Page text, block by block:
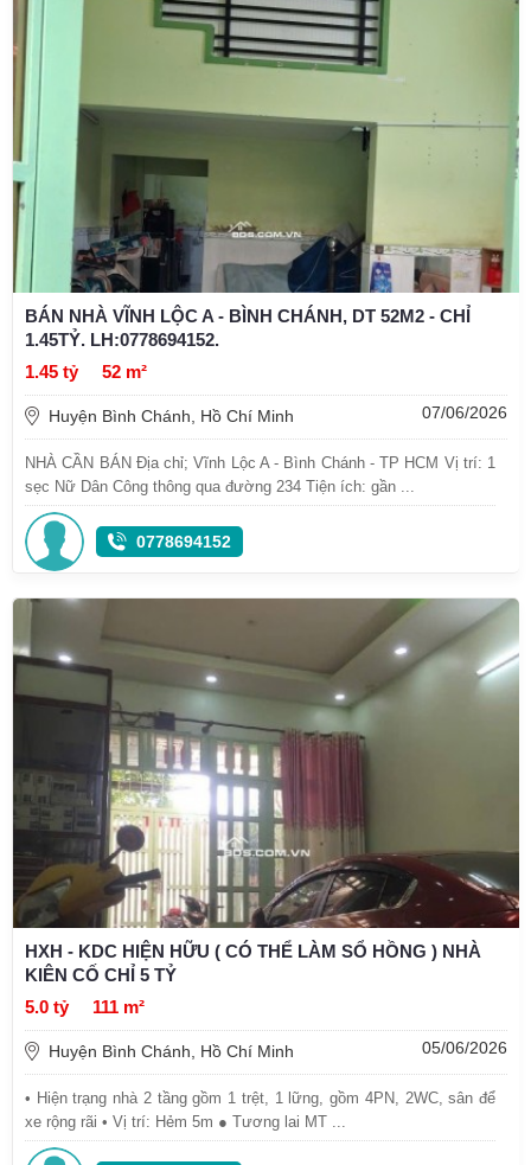
BÁN NHÀ VĨNH LỘC A - BÌNH CHÁNH, DT 52M2 - CHỈ
1.45TỶ. LH:0778694152.
1.45 tỷ
52 m²
Huyện Bình Chánh, Hồ Chí Minh 07/06/2026
NHÀ CẦN BÁN Địa chỉ; Vĩnh Lộc A - Bình Chánh - TP HCM Vị trí: 1
sẹc Nữ Dân Công thông qua đường 234 Tiện ích: gần ...
0778694152
HXH - KDC HIỆN HỮU ( CÓ THỂ LÀM SỔ HỒNG ) NHÀ
KIÊN CỐ CHỈ 5 TỶ
5.0 tỷ
111 m²
Huyện Bình Chánh, Hồ Chí Minh 05/06/2026
• Hiện trạng nhà 2 tầng gồm 1 trệt, 1 lững, gồm 4PN, 2WC, sân để
xe rộng rãi • Vị trí: Hẻm 5m ● Tương lai MT ...